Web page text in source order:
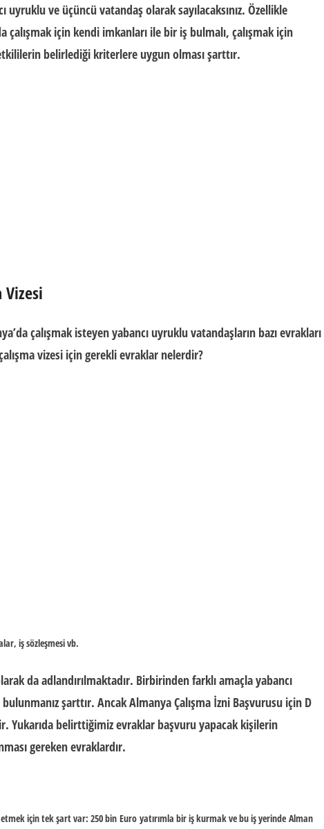
uyruklu ve üçüncü vatandaş olarak sayılacaksınız. Özellikle
çalışmak için kendi imkanları ile bir iş bulmalı, çalışmak için
belirlediği kriterlere uygun olması şarttır.
çalışmak isteyen yabancı uyruklu vatandaşların bazı evrakları
vizesi için gerekli evraklar nelerdir?
iş sözleşmesi vb.
da adlandırılmaktadır. Birbirinden farklı amaçla yabancı
şarttır. Ancak Almanya Çalışma İzni Başvurusu için D
Yukarıda belirttiğimiz evraklar başvuru yapacak kişilerin
gereken evraklardır.
için tek şart var: 250 bin Euro yatırımla bir iş kurmak ve bu iş yerinde Alman